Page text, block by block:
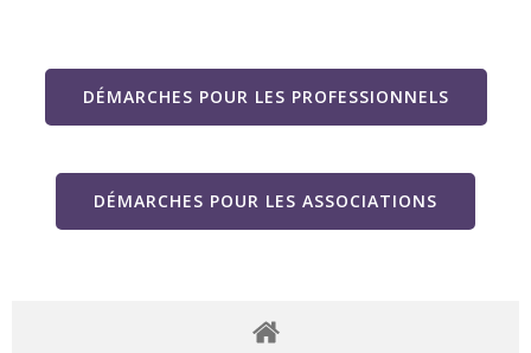
DÉMARCHES POUR LES PROFESSIONNELS
DÉMARCHES POUR LES ASSOCIATIONS